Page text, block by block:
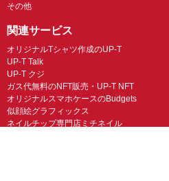
その他
関連サービス
オリジナルTシャツ作成のUP-T
UP-T Talk
UP-T クジ
ガス代無料のNFT販売・UP-T NFT
オリジナルスマホケースのBudgets
似顔絵グラフィックス
ネイルチップ専門店ミチネイル